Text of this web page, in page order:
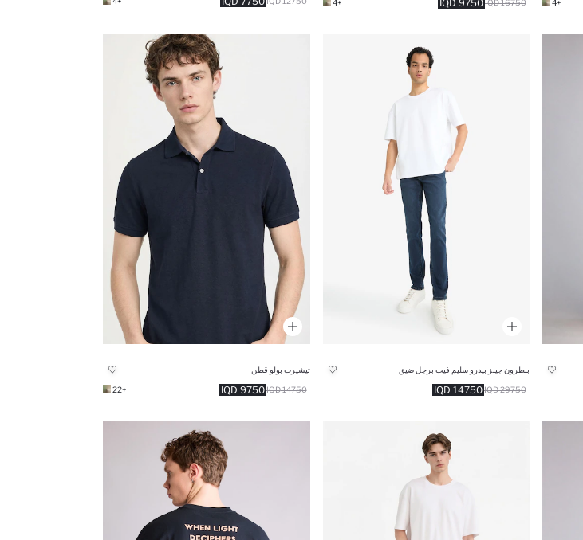
+4
9750 IQD 16750 IQD
+4
بنطرون جينز بيدرو سليم فيت برجل ضيق
14750 IQD 29750 IQD
تيشيرت بولو قطن
9750 IQD 14750 IQD
+22